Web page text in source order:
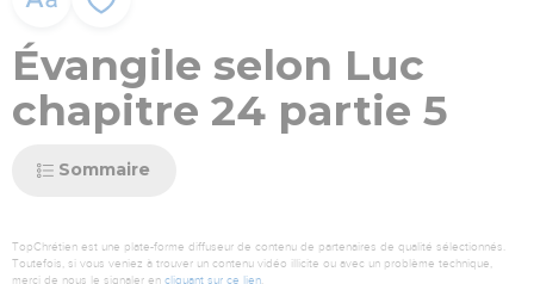
Évangile selon Luc
chapitre 24 partie 5
Sommaire
TopChrétien est une plate-forme diffuseur de contenu de partenaires de qualité sélectionnés.
Toutefois, si vous veniez à trouver un contenu vidéo illicite ou avec un problème technique,
merci de nous le signaler en cliquant sur ce lien